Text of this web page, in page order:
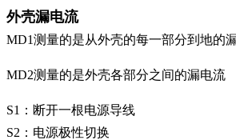
外壳漏电流
MD1测量的是从外壳的每一部分到地的
MD2测量的是外壳各部分之间的漏电流
S1：断开一根电源导线
S2：电源极性切换